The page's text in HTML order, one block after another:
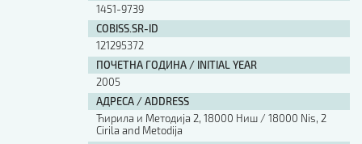
1451-9739
COBISS.SR-ID
121295372
ПОЧЕТНА ГОДИНА / INITIAL YEAR
2005
АДРЕСА / ADDRESS
Ћирила и Методија 2, 18000 Ниш / 18000 Nis, 2
Cirila and Metodija